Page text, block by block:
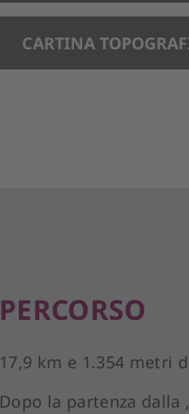
CARTINA
PERCORSO
17,9 km e 1.354 metri
Dopo la partenza dalla